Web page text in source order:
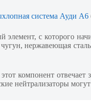
система Ауди А6
элемент, с которого
чугун, нержавеющая
компонент
нейтрализаторы